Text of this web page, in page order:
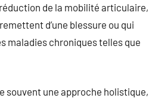
de la mobilité articulaire,
d’une blessure ou qui
maladies chroniques telles que
souvent une approche holistique,